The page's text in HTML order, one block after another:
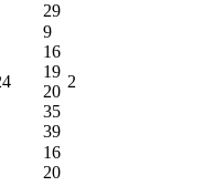
29
9
16
19
20
35
39
2
16
20